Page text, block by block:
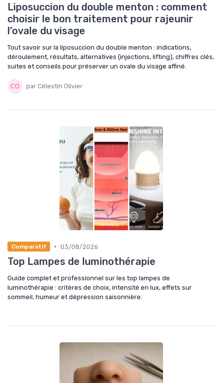
Liposuccion du double menton : comment
choisir le bon traitement pour rajeunir
l’ovale du visage
Tout savoir sur la liposuccion du double menton : indications,
déroulement, résultats, alternatives (injections, lifting), chiffres clés,
suites et conseils pour préserver un ovale du visage affiné.
par Célestin Olivier
Comparatif • 03/08/2026
Top Lampes de luminothérapie
Guide complet et professionnel sur les top lampes de
luminothérapie : critères de choix, intensité en lux, effets sur
sommeil, humeur et dépression saisonnière.